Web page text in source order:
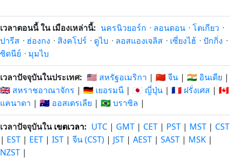
เวลาตอนนี้ ใน เมืองเหล่านี้: นครนิวยอร์ก · ลอนดอน · โตเกียว ·
ปารีส · ฮ่องกง · สิงคโปร์ · ดูไบ · ลอสแองเจลิส · เซี่ยงไฮ้ · ปักกิ่ง ·
ซิดนีย์ · มุมไบ
เวลาปัจจุบันในประเทศ: 🇺🇸 สหรัฐอเมริกา | 🇨🇳 จีน | 🇮🇳 อินเดีย |
🇬🇧 สหราชอาณาจักร | 🇩🇪 เยอรมนี | 🇯🇵 ญี่ปุ่น | 🇫🇷 ฝรั่งเศส | 🇨🇦
แคนาดา | 🇦🇺 ออสเตรเลีย | 🇧🇷 บราซิล |
เวลาปัจจุบันในเขตเวลา: UTC | GMT | CET | PST | MST | CST
| EST | EET | IST | จีน (CST) | JST | AEST | SAST | MSK |
NZST |